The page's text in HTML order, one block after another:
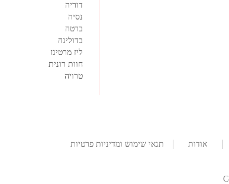
דוריה
נסיה
ברטה
בדולינה
ליז מרטינז
חוות רונית
טרויה
אודות
תנאי שימוש ומדיניות פרטיות